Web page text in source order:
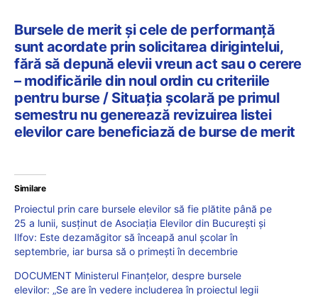
Bursele de merit și cele de performanță
sunt acordate prin solicitarea dirigintelui,
fără să depună elevii vreun act sau o cerere
– modificările din noul ordin cu criteriile
pentru burse / Situația școlară pe primul
semestru nu generează revizuirea listei
elevilor care beneficiază de burse de merit
Similare
Proiectul prin care bursele elevilor să fie plătite până pe
25 a lunii, susținut de Asociația Elevilor din București și
Ilfov: Este dezamăgitor să înceapă anul școlar în
septembrie, iar bursa să o primești în decembrie
DOCUMENT Ministerul Finanțelor, despre bursele
elevilor: „Se are în vedere includerea în proiectul legii